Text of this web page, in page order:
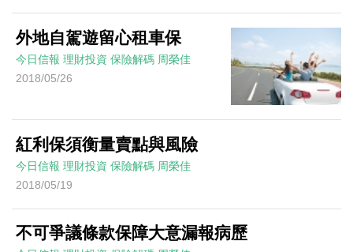
外地自駕遊留心租車保
今日信報 理財投資 保險解碼 周榮佳
2018/05/26
紅利保須衡量賣點與風險
今日信報 理財投資 保險解碼 周榮佳
2018/05/19
不可爭議條款保障大意漏報病歷